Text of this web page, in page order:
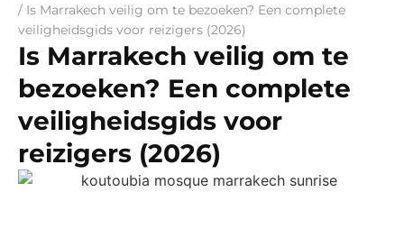
/ Is Marrakech veilig om te bezoeken? Een complete
veiligheidsgids voor reizigers (2026)
Is Marrakech veilig om te
bezoeken? Een complete
veiligheidsgids voor
reizigers (2026)